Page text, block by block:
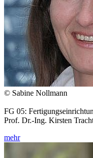
© Sabine Nollmann
FG 05:
Prof. Dr.-Ing. Kirsten
mehr